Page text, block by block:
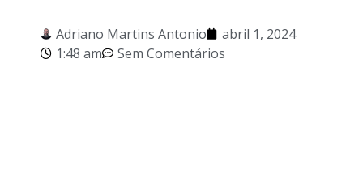
Adriano Martins Antonio
abril 1, 2024
1:48 am
Sem Comentários